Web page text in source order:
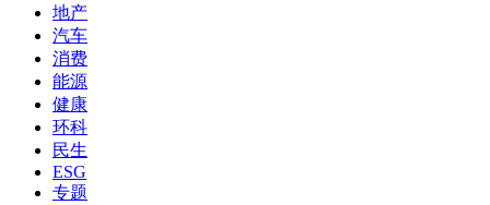
地产
汽车
消费
能源
健康
环科
民生
ESG
专题